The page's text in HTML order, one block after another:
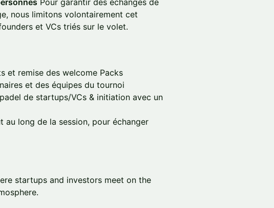
Pour garantir des échanges de
nous limitons volontairement cet
et VCs triés sur le volet.
et remise des welcome Packs
et des équipes du tournoi
de startups/VCs & initiation avec un
au long de la session, pour échanger
startups and investors meet on the